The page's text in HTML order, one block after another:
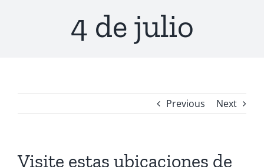
4 de julio
Previous Next
Visite estas ubicaciones de